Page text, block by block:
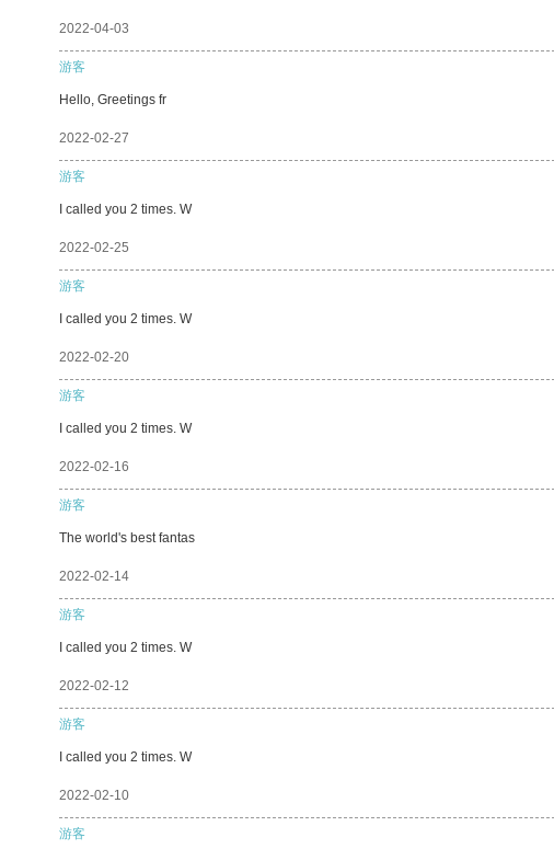
2022-04-03
游客
Hello, Greetings fr
2022-02-27
游客
I called you 2 times. W
2022-02-25
游客
I called you 2 times. W
2022-02-20
游客
I called you 2 times. W
2022-02-16
游客
The world's best fantas
2022-02-14
游客
I called you 2 times. W
2022-02-12
游客
I called you 2 times. W
2022-02-10
游客